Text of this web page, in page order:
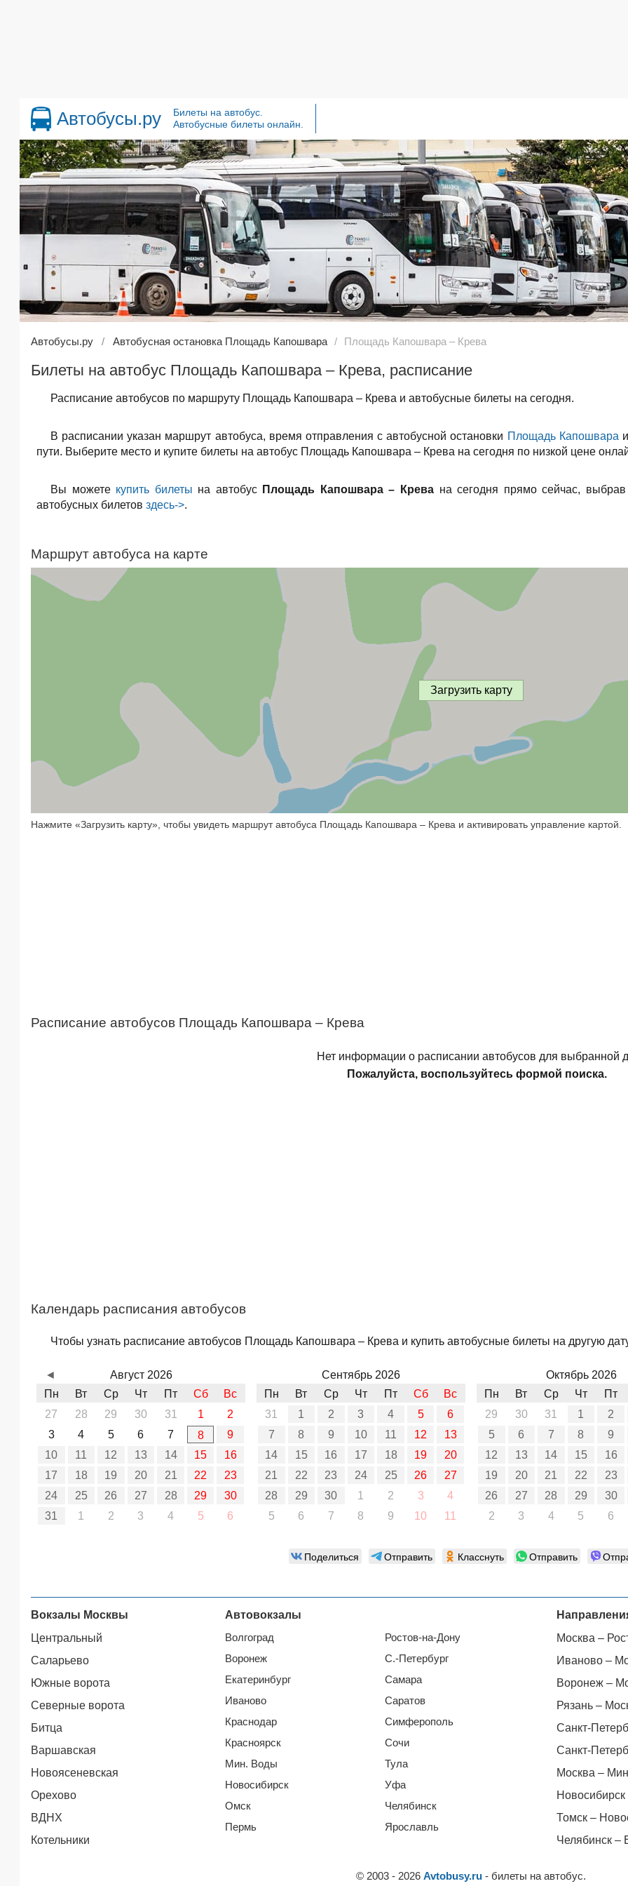
Автобусы.ру
Билеты на автобус.
Автобусные билеты онлайн.
Автобусы.ру Автобусная остановка Площадь Капошвара Площадь Капошвара – Крева
Билеты на автобус Площадь Капошвара – Крева, расписание
Расписание автобусов по маршруту Площадь Капошвара – Крева и автобусные билеты на сегодня.
В расписании указан маршрут автобуса, время отправления с автобусной остановки Площадь Капошвара
пути. Выберите место и купите билеты на автобус Площадь Капошвара – Крева на сегодня по низкой цене
Вы можете купить билеты на автобус Площадь Капошвара – Кревана сегодня прямо сейчас,
автобусных билетов здесь->.
Маршрут автобуса на карте
Загрузить карту
Нажмите «Загрузить карту», чтобы увидеть маршрут автобуса Площадь Капошвара – Крева и активировать управление картой.
Расписание автобусов Площадь Капошвара – Крева
Нет информации о расписании автобусов для выбранной
Пожалуйста, воспользуйтесь формой поиска.
Календарь расписания автобусов
Чтобы узнать расписание автобусов Площадь Капошвара – Крева и купить автобусные билеты на другую
Август 2026
Пн
Вт Ср Чт Пт Сб
Вс
27
28 29 30 31 1
2
3
4 5 6 7 8
9
10
11 12 13 14 15
16
17
18 19 20 21 22
23
24
25 26 27 28 29
30
31
1 2 3 4 5 6
Сентябрь 2026
Пн
Вт Ср Чт Пт Сб
Вс
31
1 2 3 4 5
6
7
8 9 10 11 12
13
14
15 16 17 18 19
20
21
22 23 24 25 26
27
28
29 30 1 2 3
4
5
6 7 8 9 10 11
Октябрь 2026
Пн
Вт Ср Чт
Пт
29
30 31 1
2
5
6 7 8
9
12
13 14 15
16
19
20 21 22
23
26
27 28 29
30
2
3 4 5 6
◄
Поделиться Отправить Класснуть Отправить
Вокзалы Москвы
Центральный
Саларьево
Южные ворота
Северные ворота
Битца
Варшавская
Новоясеневская
Орехово
ВДНХ
Котельники
Автовокзалы
Волгоград
Воронеж
Екатеринбург
Иваново
Краснодар
Красноярск
Мин. Воды
Новосибирск
Омск
Пермь
Ростов-на-Дону
С.-Петербург
Самара
Саратов
Симферополь
Сочи
Тула
Уфа
Челябинск
Ярославль
Москва –
Иваново –
Воронеж –
Рязань –
Санкт-
Санкт-
Москва –
Томск –
Челябинск –
© 2003 - 2026 Avtobusy.ru - билеты на автобус.